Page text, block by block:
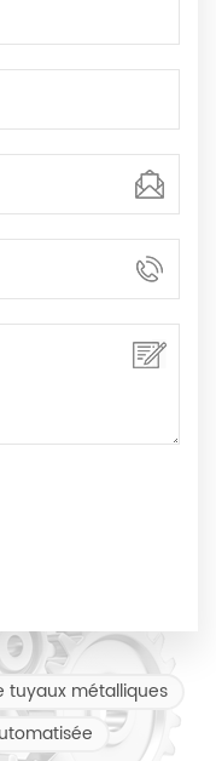
tuyaux métalliques